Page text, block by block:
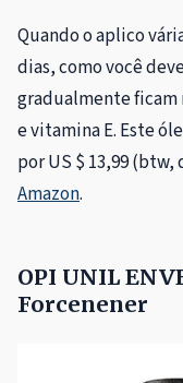
Quando o aplico
dias, como você
gradualmente ficam
e vitamina E. Este
por US $ 13,99
Amazon.
OPI UNIL
Forcenener